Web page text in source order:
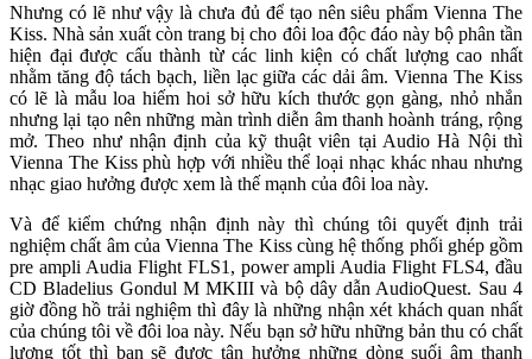
Nhưng có lẽ như vậy là chưa đủ để tạo nên siêu phẩm Vienna The
Kiss. Nhà sản xuất còn trang bị cho đôi loa độc đáo này bộ phân tần
hiện đại được cấu thành từ các linh kiện có chất lượng cao nhất
nhằm tăng độ tách bạch, liền lạc giữa các dải âm. Vienna The Kiss
có lẽ là mẫu loa hiếm hoi sở hữu kích thước gọn gàng, nhỏ nhắn
nhưng lại tạo nên những màn trình diễn âm thanh hoành tráng, rộng
mở. Theo như nhận định của kỹ thuật viên tại Audio Hà Nội thì
Vienna The Kiss phù hợp với nhiều thể loại nhạc khác nhau nhưng
nhạc giao hưởng được xem là thế mạnh của đôi loa này.
Và để kiểm chứng nhận định này thì chúng tôi quyết định trải
nghiệm chất âm của Vienna The Kiss cùng hệ thống phối ghép gồm
pre ampli Audia Flight FLS1, power ampli Audia Flight FLS4, đầu
CD Bladelius Gondul M MKIII và bộ dây dẫn AudioQuest. Sau 4
giờ đồng hồ trải nghiệm thì đây là những nhận xét khách quan nhất
của chúng tôi về đôi loa này. Nếu bạn sở hữu những bản thu có chất
lượng tốt thì bạn sẽ được tận hưởng những dòng suối âm thanh